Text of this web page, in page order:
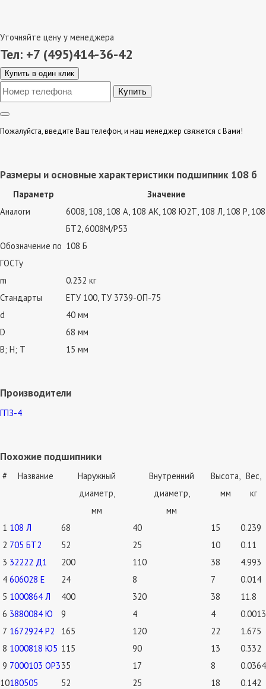
Уточняйте цену у менеджера
Тел: +7 (495)414-36-42
Купить в один клик
Пожалуйста, введите Ваш телефон, и наш менеджер свяжется с Вами!
Размеры и основные характеристики подшипник 108 б
Параметр
Значение
Аналоги
6008, 108, 108 А, 108 АК, 108 Ю2Т, 108 Л, 108 Р, 108
БТ2, 6008M/P53
Обозначение по
ГОСТу
108 Б
m
0.232 кг
Стандарты
ЕТУ 100, ТУ 3739-ОП-75
d
40 мм
D
68 мм
В; Н; Т
15 мм
Производители
ГПЗ-4
Похожие подшипники
# Название
Наружный
диаметр,
мм
Внутренний
диаметр,
мм
Высота,
мм
Вес,
кг
1 108 Л 68 40 15
0.239
2 705 БТ2 52 25 10
0.11
3 32222 Д1 200 110 38
4.993
4 606028 Е 24 8 7
0.014
5 1000864 Л 400 320 38
11.8
6 3880084 Ю 9 4 4
0.0013
7 1672924 Р2 165 120 22
1.675
8 1000818 Ю5 115 90 13
0.332
9 7000103 ОР335 17 8
0.0364
10180505
52 25 18 0.142